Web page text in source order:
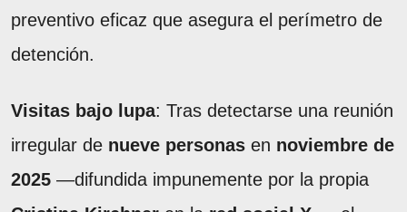
preventivo eficaz que asegura el perímetro de
detención.
Visitas bajo lupa: Tras detectarse una reunión
irregular de nueve personas en noviembre de
2025 —difundida impunemente por la propia